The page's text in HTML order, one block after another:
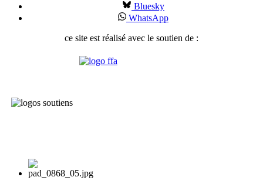
Bluesky
WhatsApp
ce site est réalisé avec le soutien de :